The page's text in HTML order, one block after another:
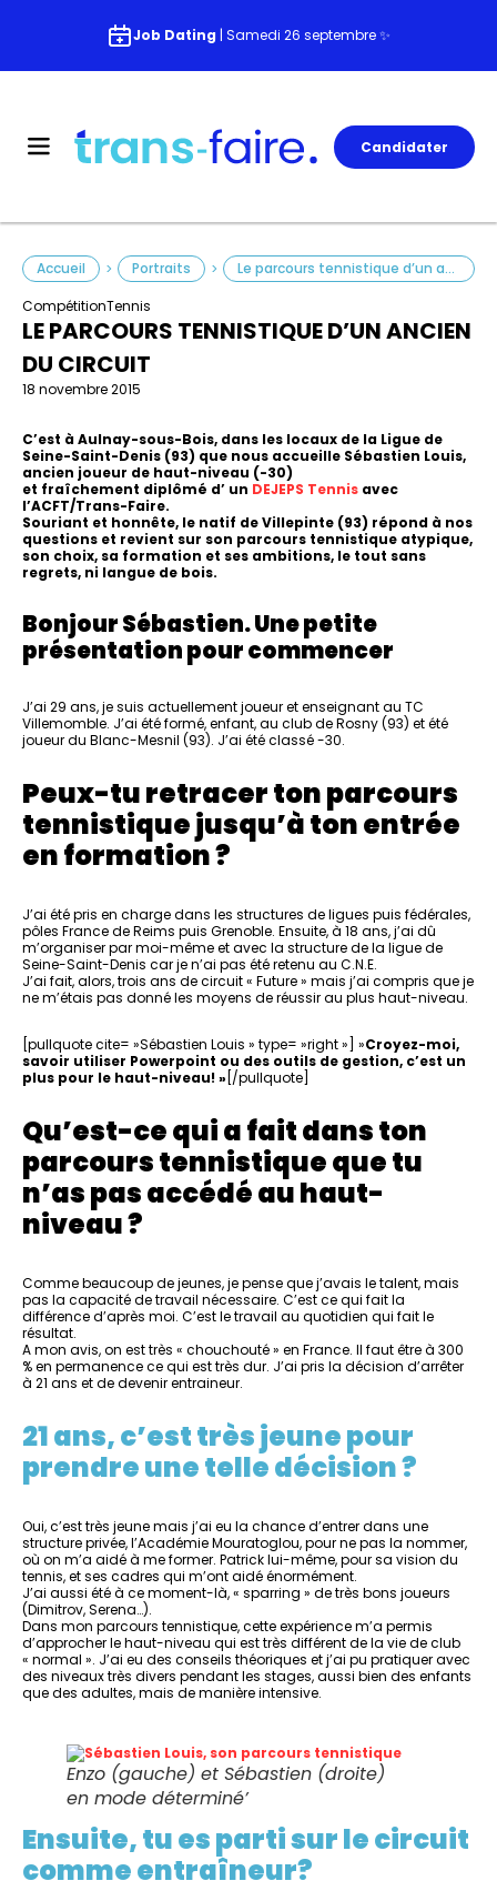
Job Dating | Samedi 26 septembre ✨
Candidater
CompétitionTennis
Accueil > Portraits > Le parcours tennistique d’un ancien du circuit
LE PARCOURS TENNISTIQUE D’UN ANCIEN
DU CIRCUIT
18 novembre 2015
C’est à Aulnay-sous-Bois, dans les locaux de la Ligue de
Seine-Saint-Denis (93) que nous accueille Sébastien Louis,
ancien joueur de haut-niveau (-30)
et fraîchement diplômé d’ un DEJEPS Tennis avec
l’ACFT/Trans-Faire.
Souriant et honnête, le natif de Villepinte (93) répond à nos
questions et revient sur son parcours tennistique atypique,
son choix, sa formation et ses ambitions, le tout sans
regrets, ni langue de bois.
Bonjour Sébastien. Une petite
présentation pour commencer
J’ai 29 ans, je suis actuellement joueur et enseignant au TC
Villemomble. J’ai été formé, enfant, au club de Rosny (93) et été
joueur du Blanc-Mesnil (93). J’ai été classé -30.
Peux-tu retracer ton parcours
tennistique jusqu’à ton entrée
en formation ?
J’ai été pris en charge dans les structures de ligues puis fédérales,
pôles France de Reims puis Grenoble. Ensuite, à 18 ans, j’ai dû
m’organiser par moi-même et avec la structure de la ligue de
Seine-Saint-Denis car je n’ai pas été retenu au C.N.E.
J’ai fait, alors, trois ans de circuit « Future » mais j’ai compris que je
ne m’étais pas donné les moyens de réussir au plus haut-niveau.
[pullquote cite= »Sébastien Louis » type= »right »] »Croyez-moi,
savoir utiliser Powerpoint ou des outils de gestion, c’est un
plus pour le haut-niveau! » [/pullquote]
Qu’est-ce qui a fait dans ton
parcours tennistique que tu
n’as pas accédé au haut-
niveau ?
Comme beaucoup de jeunes, je pense que j’avais le talent, mais
pas la capacité de travail nécessaire. C’est ce qui fait la
différence d’après moi. C’est le travail au quotidien qui fait le
résultat.
A mon avis, on est très « chouchouté » en France. Il faut être à 300
% en permanence ce qui est très dur. J’ai pris la décision d’arrêter
à 21 ans et de devenir entraineur.
21 ans, c’est très jeune pour
prendre une telle décision ?
Oui, c’est très jeune mais j’ai eu la chance d’entrer dans une
structure privée, l’Académie Mouratoglou, pour ne pas la nommer,
où on m’a aidé à me former. Patrick lui-même, pour sa vision du
tennis, et ses cadres qui m’ont aidé énormément.
J’ai aussi été à ce moment-là, « sparring » de très bons joueurs
(Dimitrov, Serena…).
Dans mon parcours tennistique, cette expérience m’a permis
d’approcher le haut-niveau qui est très différent de la vie de club
« normal ». J’ai eu des conseils théoriques et j’ai pu pratiquer avec
des niveaux très divers pendant les stages, aussi bien des enfants
que des adultes, mais de manière intensive.
Enzo (gauche) et Sébastien (droite)
en mode déterminé’
Ensuite, tu es parti sur le circuit
comme entraîneur?